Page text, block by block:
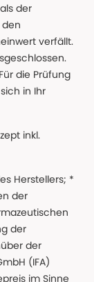
der
den
verfällt.
die Prüfung
in Ihr
inkl.
Herstellers; *
der
der
der
(IFA)
im Sinne